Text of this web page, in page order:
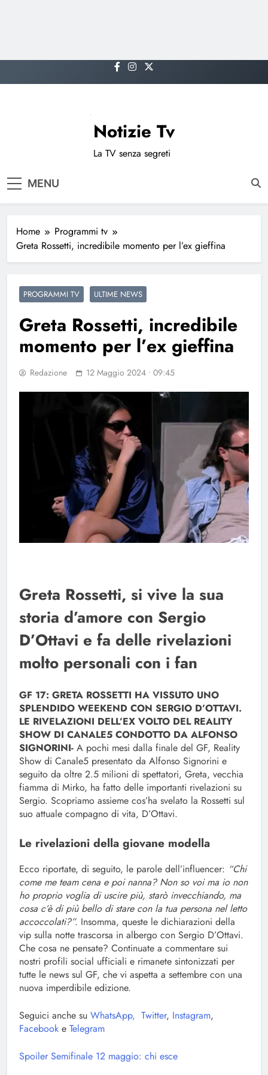
to
Notizie Tv
La TV senza segreti
MENU
Home
Programmi tv
Greta Rossetti, incredibile momento per l’ex gieffina
PROGRAMMI TV ULTIME NEWS
Greta Rossetti, incredibile
momento per l’ex gieffina
Redazione 12 Maggio 2024 • 09:45
Greta Rossetti, si vive la sua
storia d’amore con Sergio
D’Ottavi e fa delle rivelazioni
molto personali con i fan
GF 17: GRETA ROSSETTI HA VISSUTO UNO
SPLENDIDO WEEKEND CON SERGIO D’OTTAVI.
LE RIVELAZIONI DELL’EX VOLTO DEL REALITY
SHOW DI CANALE5 CONDOTTO DA ALFONSO
SIGNORINI- A pochi mesi dalla finale del GF, Reality
Show di Canale5 presentato da Alfonso Signorini e
seguito da oltre 2.5 milioni di spettatori, Greta, vecchia
fiamma di Mirko, ha fatto delle importanti rivelazioni su
Sergio. Scopriamo assieme cos’ha svelato la Rossetti sul
suo attuale compagno di vita, D’Ottavi.
Le rivelazioni della giovane modella
Ecco riportate, di seguito, le parole dell’influencer: “Chi
come me team cena e poi nanna? Non so voi ma io non
ho proprio voglia di uscire più, starò invecchiando, ma
cosa c’è di più bello di stare con la tua persona nel letto
accoccolati?”. Insomma, queste le dichiarazioni della
vip sulla notte trascorsa in albergo con Sergio D’Ottavi.
Che cosa ne pensate? Continuate a commentare sui
nostri profili social ufficiali e rimanete sintonizzati per
tutte le news sul GF, che vi aspetta a settembre con una
nuova imperdibile edizione.
Seguici anche su WhatsApp, Twitter, Instagram,
Facebook e Telegram
Spoiler Semifinale 12 maggio: chi esce